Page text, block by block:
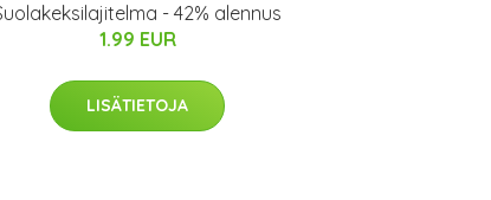
- 42% alennus
1.99 EUR
LISÄTIETOJA